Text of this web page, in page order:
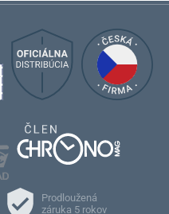
Prodloužená
záruka 5 rokov